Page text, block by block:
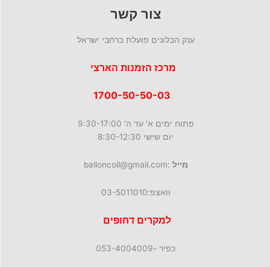
צור קשר
ענק הבלונים פועלת ברחבי ישראל
מרכז הזמנות הארצי
פתוח ימים א' עד ה' 9:30-17:00
יום שישי 8:30-12:30
מייל :balloncoil@gmail.com
וואצפ:03-5011010
למקרים דחופים
כפיר -053-4004009